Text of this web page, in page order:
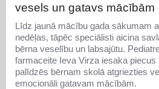
vesels un gatavs mācībām
Līdz jaunā mācību gada sākumam
nedēļas, tāpēc speciālisti aicina
bērna veselību un labsajūtu.
farmaceite Ieva Virza iesaka
palīdzēs bērnam skolā atgriezties
emocionāli gatavam mācībām.